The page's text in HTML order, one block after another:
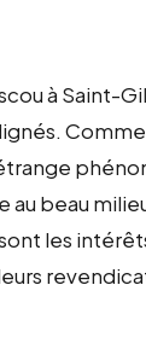
à Saint-
Comme
beau
les